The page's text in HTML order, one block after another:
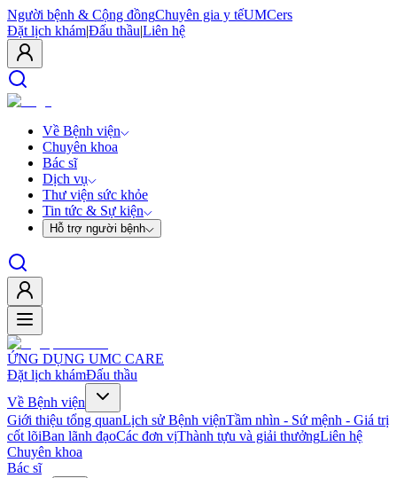
Người bệnh & Cộng đồngChuyên gia y tếUMCers
Đặt lịch khám|Đấu thầu|Liên hệ
Về Bệnh viện
Chuyên khoa
Bác sĩ
Dịch vụ
Thư viện sức khỏe
Tin tức & Sự kiện
Hỗ trợ người bệnh
ỨNG DỤNG UMC CARE
Đặt lịch khámĐấu thầu
Về Bệnh viện
Giới thiệu tổng quanLịch sử Bệnh việnTầm nhìn - Sứ mệnh - Giá trị
cốt lõiBan lãnh đạoCác đơn vịThành tựu và giải thưởngLiên hệ
Chuyên khoa
Bác sĩ